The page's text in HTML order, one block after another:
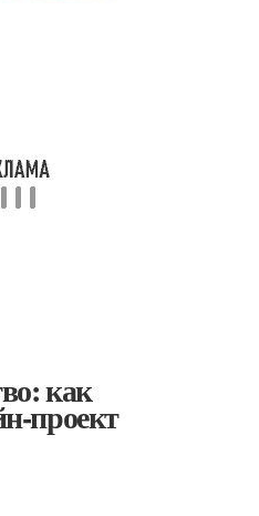
как
проект